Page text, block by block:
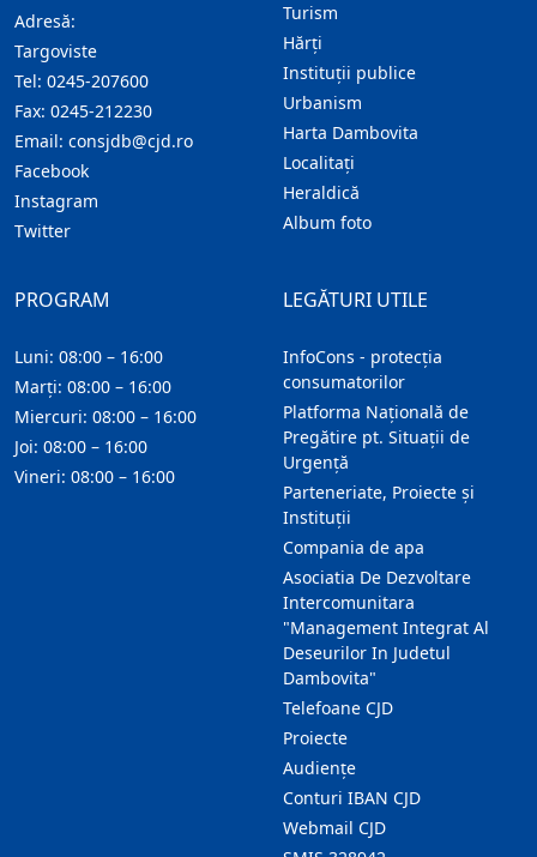
Adresă:
Targoviste
Tel: 0245-207600
Fax: 0245-212230
Email: consjdb@cjd.ro
Facebook
Instagram
Twitter
Turism
Hărţi
Instituţii publice
Urbanism
Harta Dambovita
Localitaţi
Heraldică
Album foto
LEGĂTURI UTILE
InfoCons - protecția
consumatorilor
Platforma Națională de
Pregătire pt. Situații de
Urgență
Parteneriate, Proiecte și
Instituții
Compania de apa
Asociatia De Dezvoltare
Intercomunitara
"Management Integrat Al
Deseurilor In Judetul
Dambovita"
Telefoane CJD
Proiecte
Audienţe
Conturi IBAN CJD
Webmail CJD
PROGRAM
Luni: 08:00 – 16:00
Marți: 08:00 – 16:00
Miercuri: 08:00 – 16:00
Joi: 08:00 – 16:00
Vineri: 08:00 – 16:00